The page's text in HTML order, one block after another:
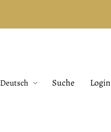
Sprache
Deutsch Suche Login